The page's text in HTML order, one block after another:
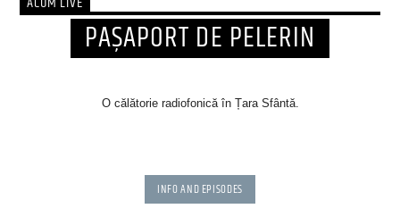
PAŞAPORT DE PELERIN
O călătorie radiofonică în Țara Sfântă.
INFO AND EPISODES